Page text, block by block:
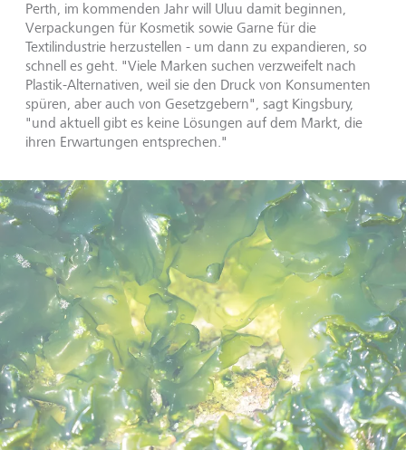
Perth, im kommenden Jahr will Uluu damit beginnen,
Verpackungen für Kosmetik sowie Garne für die
Textilindustrie herzustellen - um dann zu expandieren, so
schnell es geht. "Viele Marken suchen verzweifelt nach
Plastik-Alternativen, weil sie den Druck von Konsumenten
spüren, aber auch von Gesetzgebern", sagt Kingsbury,
"und aktuell gibt es keine Lösungen auf dem Markt, die
ihren Erwartungen entsprechen."